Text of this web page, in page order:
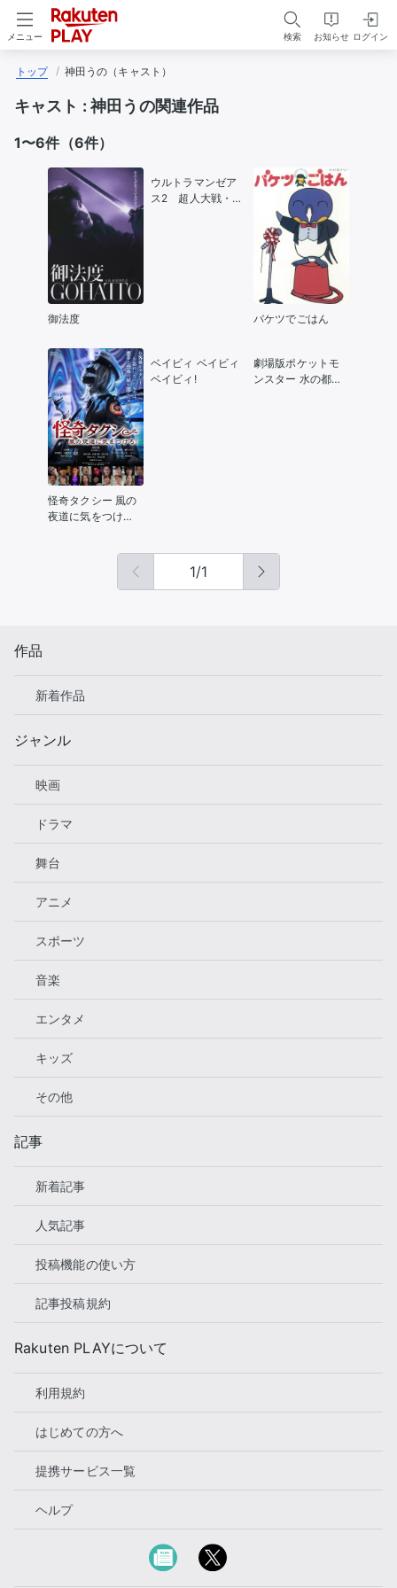
メニュー 検索 お知らせ ログイン
トップ 神田うの（キャスト）
キャスト :神田うの関連作品
1〜6件（6件）
御法度
ウルトラマンゼア
ス2 超人大戦・光
バケツでごはん
怪奇タクシー 風の
夜道に気をつけ
ベイビィ ベイビィ
ベイビィ!
劇場版ポケットモ
ンスター 水の都の
1/1
作品
新着作品
ジャンル
映画
ドラマ
舞台
アニメ
スポーツ
音楽
エンタメ
キッズ
その他
記事
新着記事
人気記事
投稿機能の使い方
記事投稿規約
Rakuten PLAYについて
利用規約
はじめての方へ
提携サービス一覧
ヘルプ